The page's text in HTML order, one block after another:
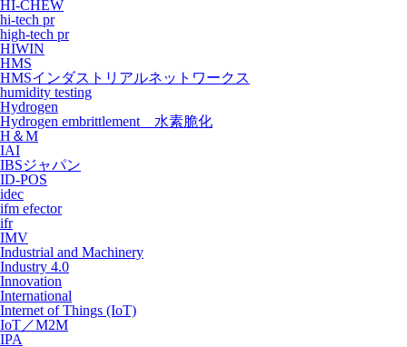
HI-CHEW
hi-tech pr
high-tech pr
HIWIN
HMS
HMSインダストリアルネットワークス
humidity testing
Hydrogen
Hydrogen embrittlement 水素脆化
H＆M
IAI
IBSジャパン
ID-POS
idec
ifm efector
ifr
IMV
Industrial and Machinery
Industry 4.0
Innovation
International
Internet of Things (IoT)
IoT／M2M
IPA